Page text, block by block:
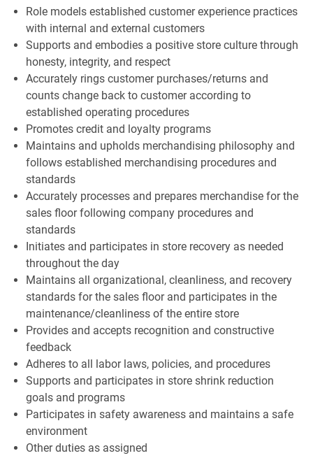
Role models established customer experience practices
with internal and external customers
Supports and embodies a positive store culture through
honesty, integrity, and respect
Accurately rings customer purchases/returns and
counts change back to customer according to
established operating procedures
Promotes credit and loyalty programs
Maintains and upholds merchandising philosophy and
follows established merchandising procedures and
standards
Accurately processes and prepares merchandise for the
sales floor following company procedures and
standards
Initiates and participates in store recovery as needed
throughout the day
Maintains all organizational, cleanliness, and recovery
standards for the sales floor and participates in the
maintenance/cleanliness of the entire store
Provides and accepts recognition and constructive
feedback
Adheres to all labor laws, policies, and procedures
Supports and participates in store shrink reduction
goals and programs
Participates in safety awareness and maintains a safe
environment
Other duties as assigned